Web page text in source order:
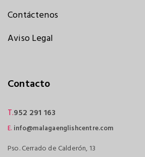
Contáctenos
Aviso Legal
Contacto
T.952 291 163
E. info@malagaenglishcentre.com
Pso. Cerrado de Calderón, 13